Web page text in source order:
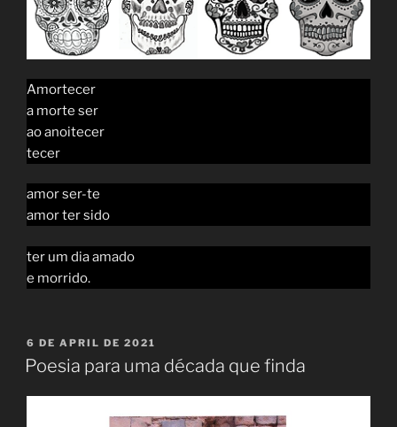
Amortecer
a morte ser
ao anoitecer
tecer
amor ser-te
amor ter sido
ter um dia amado
e morrido.
POSTED
ON
6 DE APRIL DE 2021
Poesia para uma década que finda